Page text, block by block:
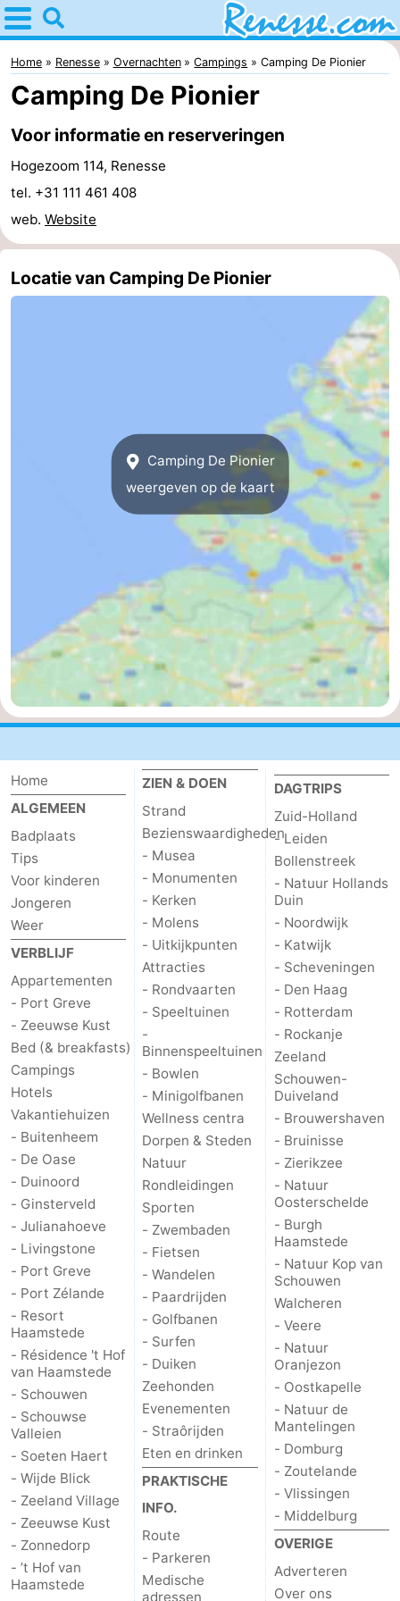
Home
Renesse
Tips
Voor
Appartementen
Port
-
Duinoord
Ginsterveld
-
Julianahoeve
-
Port
-
Zélande
Resort
Haamstede
-
Résidence
't
Hof
van
Haamstede
-
Schouwen
-
Schouwse
Valleien
-
Soeten
Haert
-
Wijde
Blick
-
Zeeland
Village
-
Zeeuwse
Kust
Zonnedorp
-
’t
Hof
van
Haamstede
Last
minutes
Strand
Zien
doen
Bezienswaardigheden
Musea
-
Monumenten
Kerken
-
Molens
-
Uitkijkpunten
Attracties
Home Renesse Overnachten Campings Camping De Pionier
Camping De Pionier
Voor informatie en reserveringen
Hogezoom 114, Renesse
tel. +31 111 461 408
web. Website
Locatie van Camping De Pionier
Camping De Pionier
weergeven op de kaart
Home
ALGEMEEN
Badplaats
Tips
Voor kinderen
Jongeren
Weer
VERBLIJF
Appartementen
- Port Greve
- Zeeuwse Kust
Bed (& breakfasts)
Campings
Hotels
Vakantiehuizen
- Buitenheem
- De Oase
- Duinoord
- Ginsterveld
- Julianahoeve
- Livingstone
- Port Greve
- Port Zélande
- Resort
Haamstede
- Résidence 't Hof
van Haamstede
- Schouwen
- Schouwse
Valleien
- Soeten Haert
- Wijde Blick
- Zeeland Village
- Zeeuwse Kust
- Zonnedorp
- ’t Hof van
Haamstede
ZIEN & DOEN
Strand
Bezienswaardigheden
- Musea
- Monumenten
- Kerken
- Molens
- Uitkijkpunten
Attracties
- Rondvaarten
- Speeltuinen
-
Binnenspeeltuinen
- Bowlen
- Minigolfbanen
Wellness centra
Dorpen & Steden
Natuur
Rondleidingen
Sporten
- Zwembaden
- Fietsen
- Wandelen
- Paardrijden
- Golfbanen
- Surfen
- Duiken
Zeehonden
Evenementen
- Straôrijden
Eten en drinken
PRAKTISCHE
INFO.
Route
- Parkeren
Medische
adressen
DAGTRIPS
Zuid-Holland
- Leiden
Bollenstreek
- Natuur Hollands
Duin
- Noordwijk
- Katwijk
- Scheveningen
- Den Haag
- Rotterdam
- Rockanje
Zeeland
Schouwen-
Duiveland
- Brouwershaven
- Bruinisse
- Zierikzee
- Natuur
Oosterschelde
- Burgh
Haamstede
- Natuur Kop van
Schouwen
Walcheren
- Veere
- Natuur
Oranjezon
- Oostkapelle
- Natuur de
Mantelingen
- Domburg
- Zoutelande
- Vlissingen
- Middelburg
OVERIGE
Adverteren
Over ons